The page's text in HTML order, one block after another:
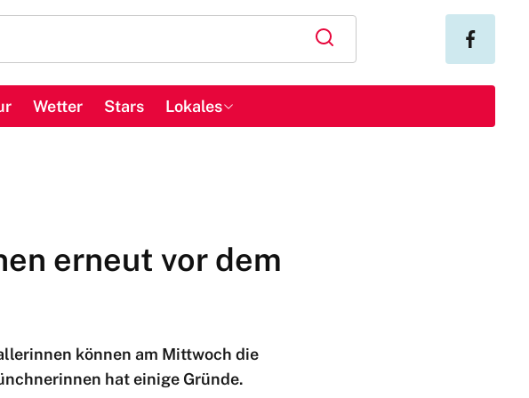
Wetter Stars Lokales
erneut vor dem
können am Mittwoch die
hat einige Gründe.